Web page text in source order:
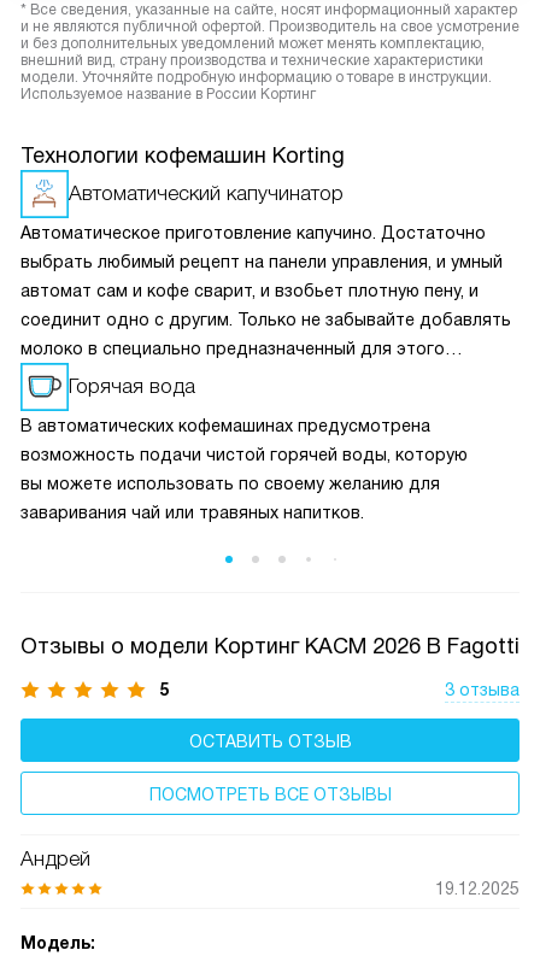
* Все сведения, указанные на сайте, носят информационный характер
и не являются публичной офертой. Производитель на свое усмотрение
и без дополнительных уведомлений может менять комплектацию,
внешний вид, страну производства и технические характеристики
модели. Уточняйте подробную информацию о товаре в инструкции.
Используемое название в России Кортинг
Технологии кофемашин Korting
Автоматический капучинатор
Автоматическое приготовление капучино. Достаточно
выбрать любимый рецепт на панели управления, и умный
автомат сам и кофе сварит, и взобьет плотную пену, и
соединит одно с другим. Только не забывайте добавлять
молоко в специально предназначенный для этого
контейнер.Горячая вода
В автоматических кофемашинах предусмотрена
возможность подачи чистой горячей воды, которую
вы можете использовать по своему желанию для
заваривания чай или травяных напитков.
Отзывы о модели Кортинг KACM 2026 B Fagotti
5 3 отзыва
ОСТАВИТЬ ОТЗЫВ
ПОСМОТРЕТЬ ВСЕ ОТЗЫВЫ
Андрей
19.12.2025
Модель: